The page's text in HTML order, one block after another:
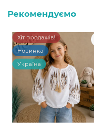
Рекомендуємо
Хіт продажів!
Новинка
Україна